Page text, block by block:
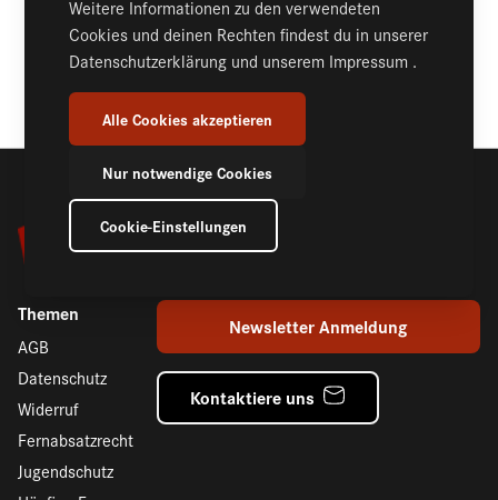
KOMMENTARE (2)
Themen
AGB
Datenschutz
Widerruf
Fernabsatzrecht
Jugendschutz
Newsletter Anmeldung
Kontaktiere uns
Weitere Informationen zu den verwendeten
Cookies und deinen Rechten findest du in unserer
Datenschutzerklärung und unserem Impressum .
Alle Cookies akzeptieren
Nur notwendige Cookies
Cookie-Einstellungen